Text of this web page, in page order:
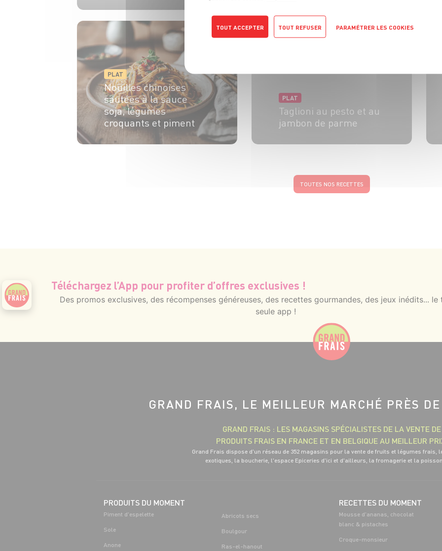
PLAT
Nouilles chinoises
sautées à la sauce
soja, légumes
croquants et piment
PLAT
Taglioni au pesto et au
jambon de parme
TOUTES NOS RECETTES
Téléchargez l’App pour profiter d’offres exclusives !
Des promos exclusives, des récompenses généreuses, des recettes gourmandes, des jeux inédits... le
seule app !
GRAND FRAIS, LE MEILLEUR MARCHÉ PRÈS DE
GRAND FRAIS : LES MAGASINS SPÉCIALISTES DE LA VENTE DE
PRODUITS FRAIS EN FRANCE ET EN BELGIQUE AU MEILLEUR
Grand Frais dispose d'un réseau de 352 magasins pour la vente de fruits et légumes frais,
exotiques, la boucherie, l'espace Epiceries d'ici et d'ailleurs, la fromagerie et la
PRODUITS DU MOMENT
Piment d'espelette
Sole
Anone
Abricots secs
Boulgour
Ras-el-hanout
RECETTES DU MOMENT
Mousse d'ananas, chocolat
blanc & pistaches
Croque-monsieur
TOUT ACCEPTER TOUT REFUSER PARAMÉTRER LES COOKIES